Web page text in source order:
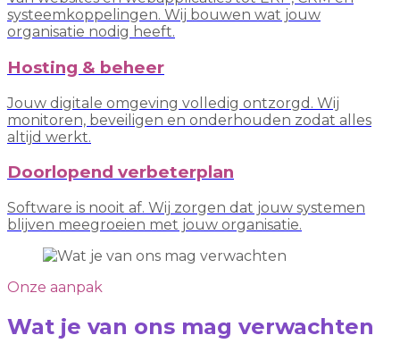
systeemkoppelingen. Wij bouwen wat jouw
organisatie nodig heeft.
Hosting & beheer
Jouw digitale omgeving volledig ontzorgd. Wij
monitoren, beveiligen en onderhouden zodat alles
altijd werkt.
Doorlopend verbeterplan
Software is nooit af. Wij zorgen dat jouw systemen
blijven meegroeien met jouw organisatie.
Onze aanpak
Wat je van ons mag verwachten